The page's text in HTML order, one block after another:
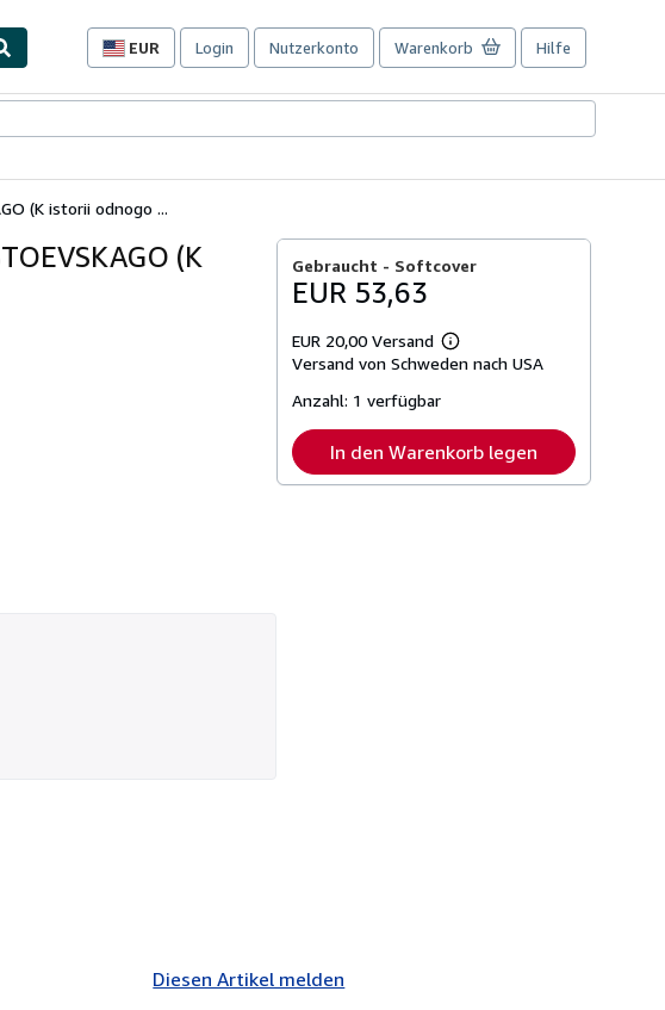
EUR
Seite
Einkaufseinstellungen.
Login Nutzerkonto Warenkorb Hilfe
(K istorii odnogo ...
(K
Gebraucht - Softcover
EUR 53,63
EUR 20,00 Versand
Weitere
Informationen
Versand von Schweden nach USA
Anzahl: 1 verfügbar
In den Warenkorb legen
Diesen Artikel melden